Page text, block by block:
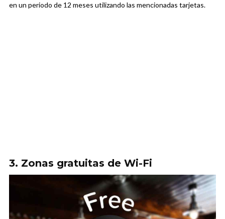
en un periodo de 12 meses utilizando las mencionadas tarjetas.
3. Zonas gratuitas de Wi-Fi